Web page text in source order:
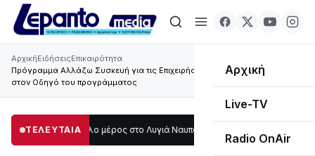
Αρχική
Live-TV
Radio OnAir
ΑρχικήΕιδήσειςΕπικαιρότητα
Πρόγραμμα Αλλάζω Συσκευή για τις Επιχειρήσεις: Τρεις βασικές αλλαγές
στον Οδηγό του προγράμματος
ΤΕΛΕΥΤΑΙΑ
μεγάλο μέρος στο Λυγιά Ναυπάκτου12:08